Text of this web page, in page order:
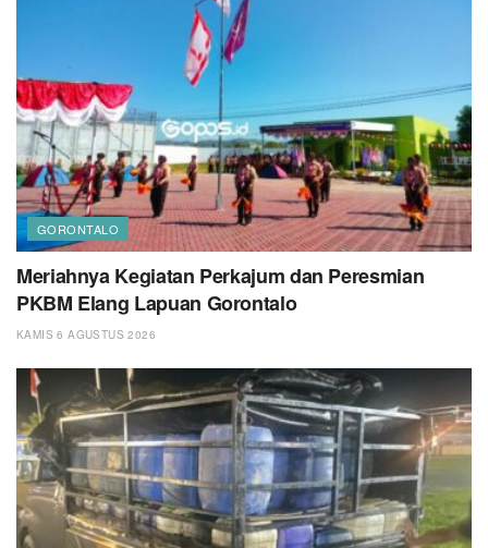
GORONTALO
Meriahnya Kegiatan Perkajum dan Peresmian
PKBM Elang Lapuan Gorontalo
KAMIS 6 AGUSTUS 2026